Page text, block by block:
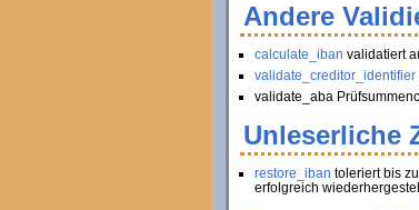
Andere
calculate_iban validatiert
validate_creditor_identifier
validate_aba
Unleserliche
restore_iban toleriert bis
erfolgreich